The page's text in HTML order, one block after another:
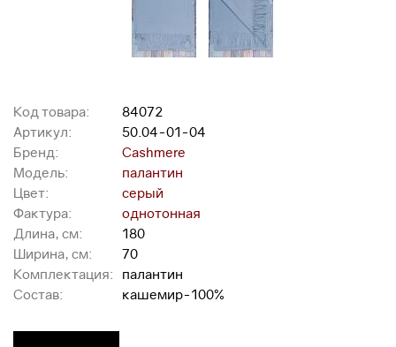
Код товара:
84072
Артикул:
50.04-01-04
Бренд:
Cashmere
Модель:
палантин
Цвет:
серый
Фактура:
однотонная
Длина, см:
180
Ширина, см:
70
Комплектация:
палантин
Состав:
кашемир-100%